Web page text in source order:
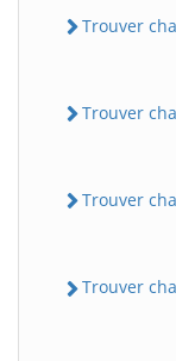
Trouver
Trouver
Trouver
Trouver